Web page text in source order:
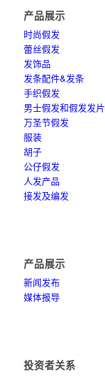
产品展示
时尚假发
蕾丝假发
发饰品
发条配件&发条
手织假发
男士假发和假发发片
万圣节假发
服装
胡子
公仔假发
人发产品
接发及编发
产品展示
新闻发布
媒体报导
投资者关系